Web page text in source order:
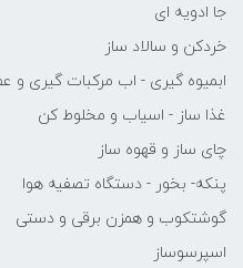
جا ادویه ای
خردکن و سالاد ساز
ابمیوه گیری - اب مرکبات گیری و
غذا ساز - اسیاب و مخلوط کن
چای ساز و قهوه ساز
پنکه- بخور - دستگاه تصفیه هوا
گوشتکوب و همزن برقی و دستی
اسپرسوساز